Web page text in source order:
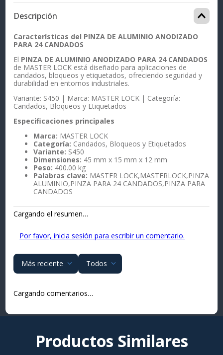
Descripción
Características del PINZA DE ALUMINIO ANODIZADO
PARA 24 CANDADOS
El PINZA DE ALUMINIO ANODIZADO PARA 24 CANDADOS
de MASTER LOCK está diseñado para aplicaciones de
candados, bloqueos y etiquetados, ofreciendo seguridad y
durabilidad en entornos industriales.
Variante: S450 | Marca: MASTER LOCK | Categoría:
Candados, Bloqueos y Etiquetados
Especificaciones principales
Marca: MASTER LOCK
Categoría: Candados, Bloqueos y Etiquetados
Variante: S450
Dimensiones: 45 mm x 15 mm x 12 mm
Peso: 400.00 kg
Palabras clave: MASTER LOCK,MASTERLOCK,PINZA
ALUMINIO,PINZA PARA 24 CANDADOS,PINZA PARA
CANDADOS
Cargando el resumen…
Por favor, inicia sesión para escribir un comentario.
Más reciente Todos
Cargando comentarios…
Productos Similares